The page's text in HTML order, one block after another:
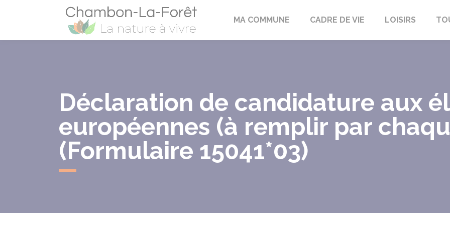
Chambon-la-Fôret
MA COMMUNE CADRE DE VIE LOISIRS
Déclaration de candidature aux
européennes (à remplir par
(Formulaire 15041*03)